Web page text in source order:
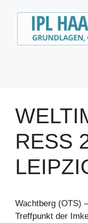
RESS
Wachtberg (OTS)
Treffpunkt der